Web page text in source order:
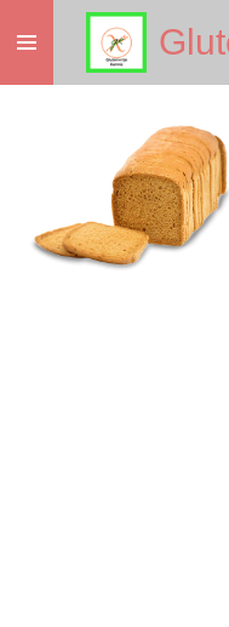
direct
naar